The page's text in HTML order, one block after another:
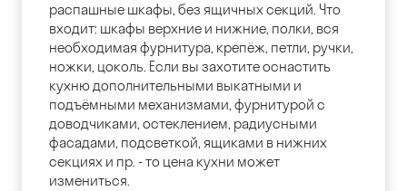
распашные шкафы, без ящичных секций. Что
входит: шкафы верхние и нижние, полки, вся
необходимая фурнитура, крепёж, петли, ручки,
ножки, цоколь. Если вы захотите оснастить
кухню дополнительными выкатными и
подъёмными механизмами, фурнитурой с
доводчиками, остеклением, радиусными
фасадами, подсветкой, ящиками в нижних
секциях и пр. - то цена кухни может
измениться.